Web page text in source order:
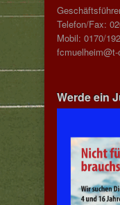
Telefon/Fax:
Mobil: 0170/
Werde ein